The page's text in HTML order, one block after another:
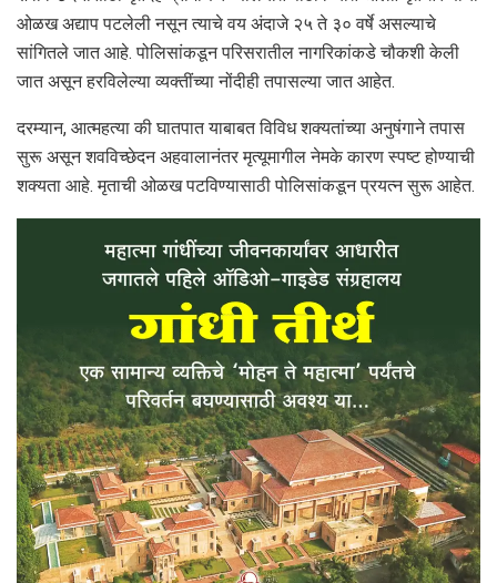
ओळख अद्याप पटलेली नसून त्याचे वय अंदाजे २५ ते ३० वर्षे असल्याचे
सांगितले जात आहे. पोलिसांकडून परिसरातील नागरिकांकडे चौकशी केली
जात असून हरविलेल्या व्यक्तींच्या नोंदीही तपासल्या जात आहेत.
दरम्यान, आत्महत्या की घातपात याबाबत विविध शक्यतांच्या अनुषंगाने तपास
सुरू असून शवविच्छेदन अहवालानंतर मृत्यूमागील नेमके कारण स्पष्ट होण्याची
शक्यता आहे. मृताची ओळख पटविण्यासाठी पोलिसांकडून प्रयत्न सुरू आहेत.